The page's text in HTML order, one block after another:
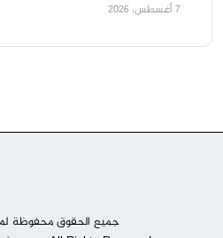
7 أغسطس، 2026
جميع الحقوق محفوظة لموقع